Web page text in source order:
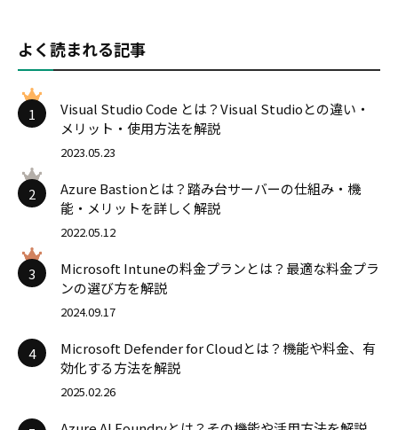
よく読まれる記事
1
Visual Studio Code とは？Visual Studioとの違い・
メリット・使用方法を解説
2023.05.23
2
Azure Bastionとは？踏み台サーバーの仕組み・機
能・メリットを詳しく解説
2022.05.12
3
Microsoft Intuneの料金プランとは？最適な料金プラ
ンの選び方を解説
2024.09.17
4
Microsoft Defender for Cloudとは？機能や料金、有
効化する方法を解説
2025.02.26